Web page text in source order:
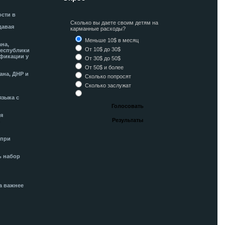
в
у
ДНР и
с
набор
важнее
Сколько вы даете своим детям на
карманные расходы?
Меньше 10$ в месяц
От 10$ до 30$
От 30$ до 50$
От 50$ и более
Сколько попросят
Сколько заслужат